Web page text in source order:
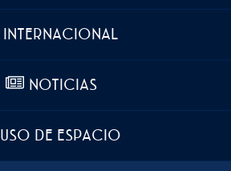
INTERNACIONAL
NOTICIAS
USO DE ESPACIO